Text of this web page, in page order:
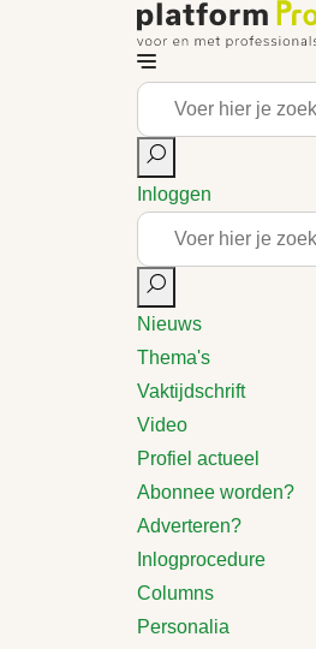
Inloggen
Nieuws
Thema's
Vaktijdschrift
Video
Profiel actueel
Abonnee worden?
Adverteren?
Inlogprocedure
Columns
Personalia